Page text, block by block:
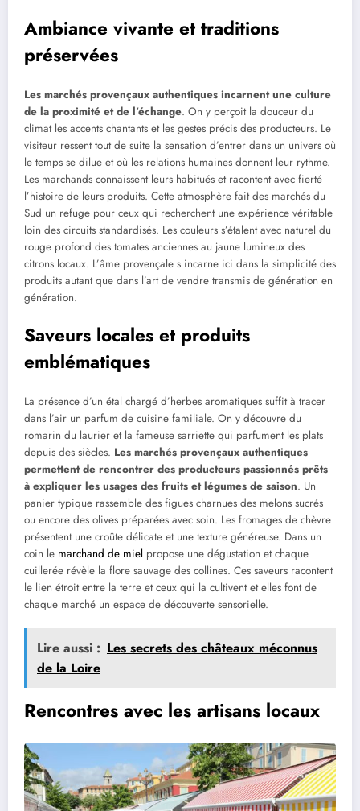
Ambiance vivante et traditions
préservées
Les marchés provençaux authentiques incarnent une culture
de la proximité et de l’échange. On y perçoit la douceur du
climat les accents chantants et les gestes précis des producteurs. Le
visiteur ressent tout de suite la sensation d’entrer dans un univers où
le temps se dilue et où les relations humaines donnent leur rythme.
Les marchands connaissent leurs habitués et racontent avec fierté
l’histoire de leurs produits. Cette atmosphère fait des marchés du
Sud un refuge pour ceux qui recherchent une expérience véritable
loin des circuits standardisés. Les couleurs s’étalent avec naturel du
rouge profond des tomates anciennes au jaune lumineux des
citrons locaux. L’âme provençale s incarne ici dans la simplicité des
produits autant que dans l’art de vendre transmis de génération en
génération.
Saveurs locales et produits
emblématiques
La présence d’un étal chargé d’herbes aromatiques suffit à tracer
dans l’air un parfum de cuisine familiale. On y découvre du
romarin du laurier et la fameuse sarriette qui parfument les plats
depuis des siècles. Les marchés provençaux authentiques
permettent de rencontrer des producteurs passionnés prêts
à expliquer les usages des fruits et légumes de saison. Un
panier typique rassemble des figues charnues des melons sucrés
ou encore des olives préparées avec soin. Les fromages de chèvre
présentent une croûte délicate et une texture généreuse. Dans un
coin le marchand de miel propose une dégustation et chaque
cuillerée révèle la flore sauvage des collines. Ces saveurs racontent
le lien étroit entre la terre et ceux qui la cultivent et elles font de
chaque marché un espace de découverte sensorielle.
Lire aussi : Les secrets des châteaux méconnus
de la Loire
Rencontres avec les artisans locaux